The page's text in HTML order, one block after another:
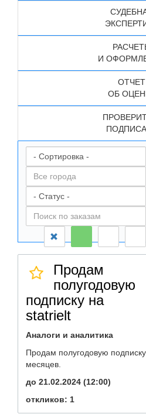
И
ОТЧЕТ
ОБ
Продам
полугодовую
подписку на
statrielt
Аналоги и аналитика
Продам полугодовую
месяцев.
до 21.02.2024 (12:00)
откликов: 1